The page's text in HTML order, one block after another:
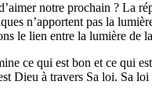
notre prochain ? La
n’apportent pas la
le lien entre la lumière de
ce qui est bon et ce qui
Dieu à travers Sa loi. Sa